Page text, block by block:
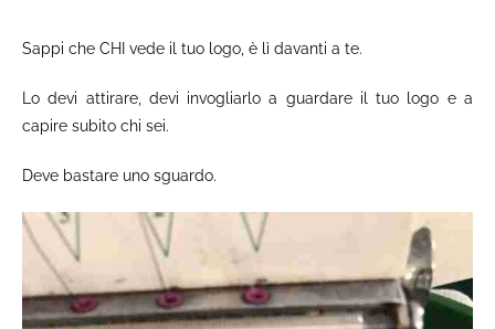
Sappi che CHI vede il tuo logo, è lì davanti a te.
Lo devi attirare, devi invogliarlo a guardare il tuo logo e a
capire subito chi sei.
Deve bastare uno sguardo.